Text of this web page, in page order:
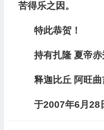
苦得乐之因。
特此恭贺！
持有扎隆 夏帝
释迦比丘 阿旺
于2007年6月28